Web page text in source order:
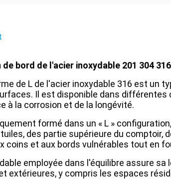
bord de l'acier inoxydable 201 304
de L de l'acier inoxydable 316 est
Il est disponible dans
à la corrosion et de la longévité.
formé dans un « L »
des partie supérieure du
coins et aux bords vulnérables tout en
employée dans l'équilibre assure
extérieures, y compris les espaces